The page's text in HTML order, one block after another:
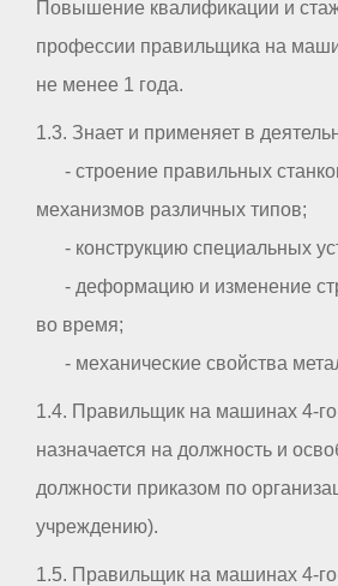
Повышение квалификации и
профессии правильщика на
не менее 1 года.
1.3. Знает и применяет в
- строение правильных
механизмов различных типов;
- конструкцию специальных
- деформацию и изменение
во время;
- механические свойства
1.4. Правильщик на машинах 4-го
назначается на должность и
должности приказом по
учреждению).
1.5. Правильщик на машинах 4-го